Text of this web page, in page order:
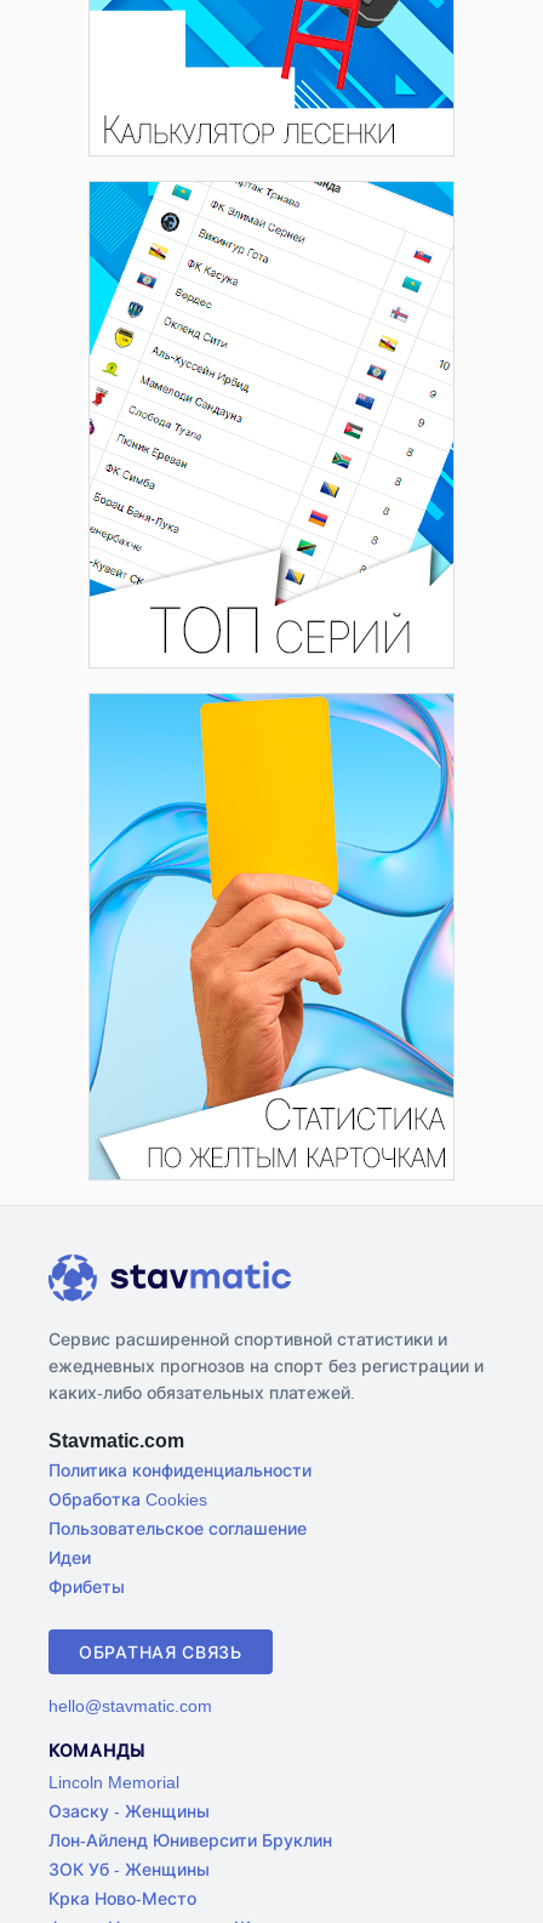
Сервис расширенной спортивной статистики и
ежедневных прогнозов на спорт без регистрации и
каких-либо обязательных платежей.
Stavmatic.com
Политика конфиденциальности
Обработка Cookies
Пользовательское соглашение
Идеи
Фрибеты
ОБРАТНАЯ СВЯЗЬ
hello@stavmatic.com
КОМАНДЫ
Lincoln Memorial
Озаску - Женщины
Лон-Айленд Юниверсити Бруклин
ЗОК Уб - Женщины
Крка Ново-Место